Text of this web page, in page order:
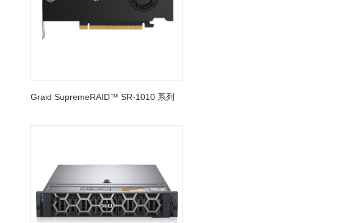
Graid SupremeRAID™ SR-1010 系列